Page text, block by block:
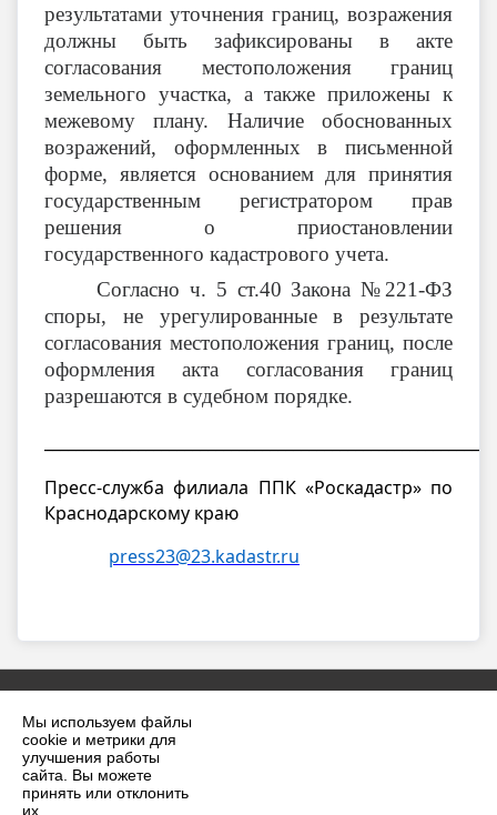
Мы используем файлы
cookie и метрики для
улучшения работы
сайта. Вы можете
принять или отклонить
их.
результатами уточнения границ, возражения
должны быть зафиксированы в акте
согласования местоположения границ
земельного участка, а также приложены к
межевому плану. Наличие обоснованных
возражений, оформленных в письменной
форме, является основанием для принятия
государственным регистратором прав
решения о приостановлении
государственного кадастрового учета.
Согласно ч. 5 ст.40 Закона №221-ФЗ
споры, не урегулированные в результате
согласования местоположения границ, после
оформления акта согласования границ
разрешаются в судебном порядке.
Пресс-служба филиала ППК «Роскадастр» по
Краснодарскому краю
press23@23.kadastr.ru
2026 г. krilovskaya.ru